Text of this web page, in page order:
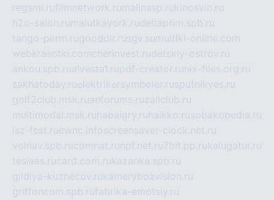
regsmi.rufilmnetwork.ru malinasp.rukinosvin.ru
h2o-salon.ru malutkayork.rudeltaprim.spb.ru
tango-perm.rugooddir.rusgv.su multiki-online.com
webkrasotki.comcherinvest.rudetskiy-ostrov.ru
ankou.spb.rualvesta1.rupdf-creator.ru nix-files.org.ru
sakhatoday.ruelektrikersymboler.rusputnikyes.ru
golf2club.msk.ruaeforums.ruzallclub.ru
multimodal.msk.ru habaigry.ru haikko.rusobakopedia.ru
isz-fest.ruewnc.infoscreensaver-clock.net.ru
volnav.spb.rucomnat.ru npf.net.ru7bit.pp.rukalugatur.ru
tesiaes.rucard.com.rukazanka.spb.ru
gildiya-kuznecov.rukameryboavision.ru
griffoncom.spb.rufabrika-emotsiy.ru